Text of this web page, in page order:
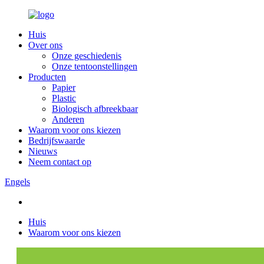
Huis
Over ons
Onze geschiedenis
Onze tentoonstellingen
Producten
Papier
Plastic
Biologisch afbreekbaar
Anderen
Waarom voor ons kiezen
Bedrijfswaarde
Nieuws
Neem contact op
Engels
Huis
Waarom voor ons kiezen